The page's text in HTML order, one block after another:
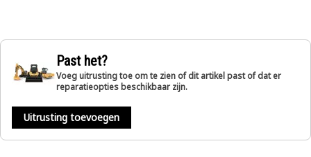
Past het?
Voeg uitrusting toe om te zien of dit artikel past of dat er
reparatieopties beschikbaar zijn.
Uitrusting toevoegen